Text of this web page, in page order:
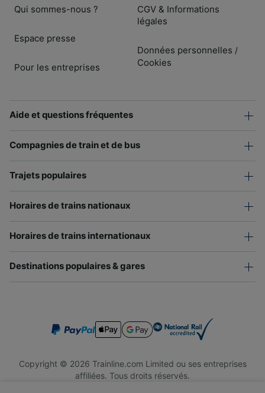
Qui sommes-nous ?
Espace presse
Pour les entreprises
CGV & Informations
légales
Données personnelles /
Cookies
Aide et questions fréquentes
Compagnies de train et de bus
Trajets populaires
Horaires de trains nationaux
Horaires de trains internationaux
Destinations populaires & gares
Copyright © 2026 Trainline.com Limited ou ses entreprises
affiliées. Tous droits réservés.